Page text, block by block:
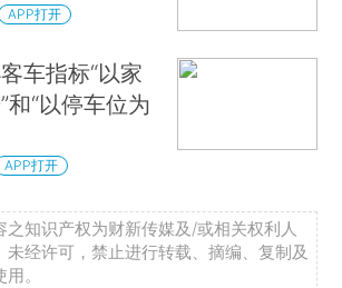
APP打开
车指标“以家
和“以停车位为
APP打开
之知识产权为财新传媒及/或相关权利人
未经许可，禁止进行转载、摘编、复制及
。